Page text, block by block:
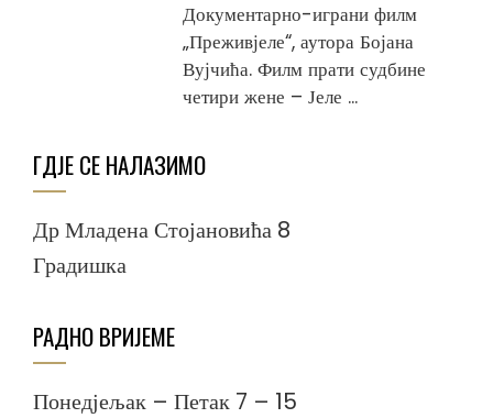
Документарно-играни филм
„Преживјеле“, аутора Бојана
Вујчића. Филм прати судбине
четири жене – Јеле ...
ГДЈЕ СЕ НАЛАЗИМО
Др Младена Стојановића 8
Градишка
РАДНО ВРИЈЕМЕ
Понедјељак – Петак 7 – 15